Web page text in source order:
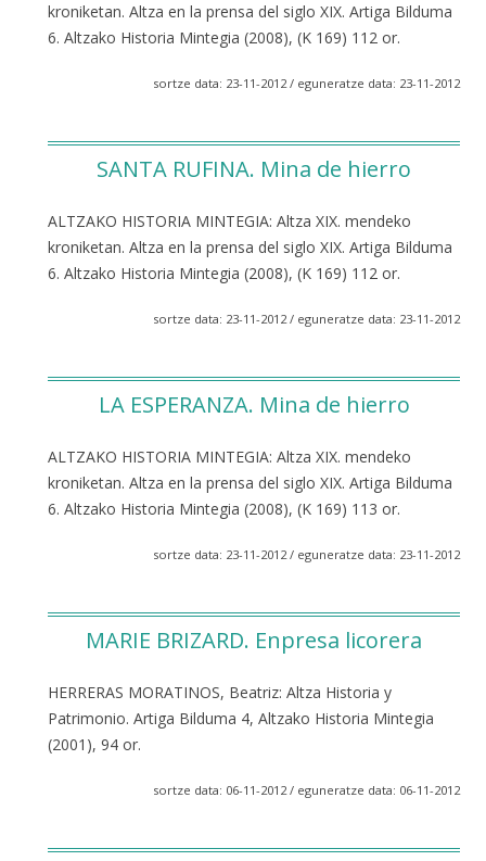
kroniketan. Altza en la prensa del siglo XIX. Artiga Bilduma
6. Altzako Historia Mintegia (2008), (K 169) 112 or.
sortze data: 23-11-2012 / eguneratze data: 23-11-2012
SANTA RUFINA. Mina de hierro
ALTZAKO HISTORIA MINTEGIA: Altza XIX. mendeko
kroniketan. Altza en la prensa del siglo XIX. Artiga Bilduma
6. Altzako Historia Mintegia (2008), (K 169) 112 or.
sortze data: 23-11-2012 / eguneratze data: 23-11-2012
LA ESPERANZA. Mina de hierro
ALTZAKO HISTORIA MINTEGIA: Altza XIX. mendeko
kroniketan. Altza en la prensa del siglo XIX. Artiga Bilduma
6. Altzako Historia Mintegia (2008), (K 169) 113 or.
sortze data: 23-11-2012 / eguneratze data: 23-11-2012
MARIE BRIZARD. Enpresa licorera
HERRERAS MORATINOS, Beatriz: Altza Historia y
Patrimonio. Artiga Bilduma 4, Altzako Historia Mintegia
(2001), 94 or.
sortze data: 06-11-2012 / eguneratze data: 06-11-2012